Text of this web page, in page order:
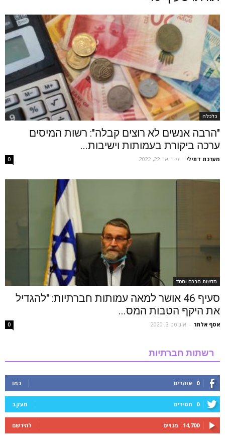
כלכלה
"הרבה אנשים לא רוצים קבלה": רשות המיסים
ערכה ביקורת בעמותות וישיבות...
מערכת דתילי - פברואר 22, 2022 0
חדשות חברה וחסד
סעיף 46 אושר למאה עמותות חברתיות: "להגדיל
את היקף הטבות המס...
אסף אלתר - אוגוסט 3, 2020 0
רשתות חברתיות
0 אוהדים כמו
0 חסידים מעקב
14,700 מנויים להירשם